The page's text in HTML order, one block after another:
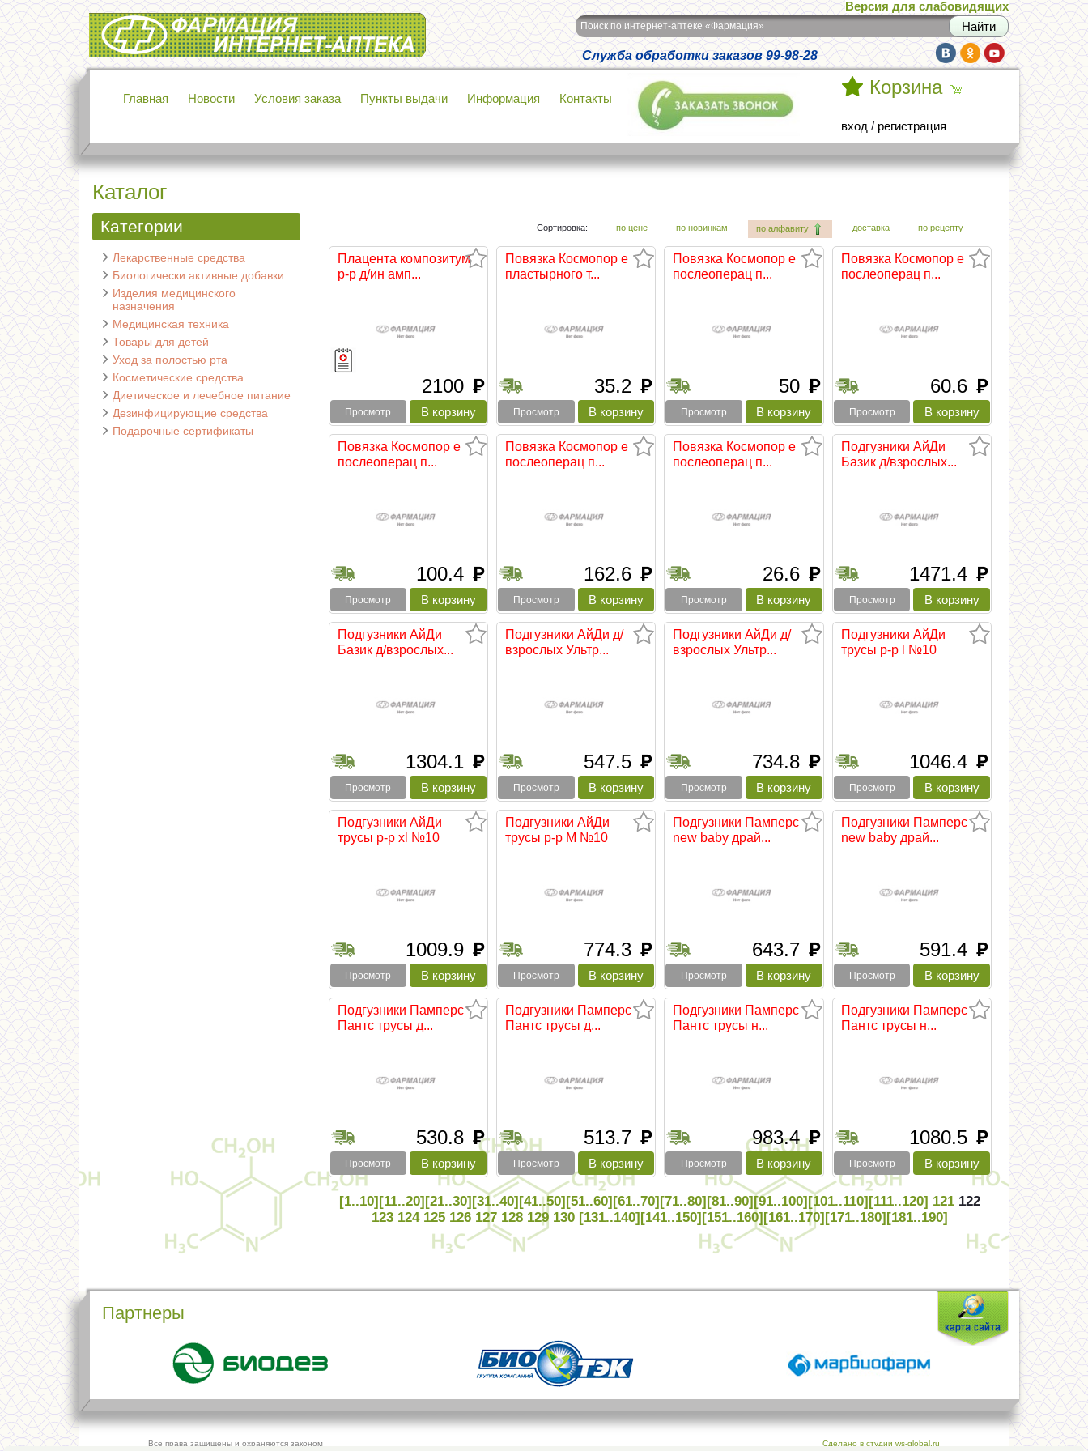
Интернет-аптека Фармация
Версия для слабовидящих
Поиск по интернет-аптеке «Фармация»
Служба обработки заказов 99-98-28
Главная Новости Условия заказа Пункты выдачи Информация Контакты
Корзина
вход / регистрация
Каталог
Категории
Лекарственные средства
Биологически активные добавки
Изделия медицинского
назначения
Медицинская техника
Товары для детей
Уход за полостью рта
Косметические средства
Диетическое и лечебное питание
Дезинфицирующие средства
Подарочные сертификаты
Сортировка: по цене по новинкам по алфавиту доставка по рецепту
Плацента композитум
р-р д/ин амп...
2100 руб
Просмотр
Повязка Космопор e
пластырного т...
35.2 руб
Просмотр
Повязка Космопор e
послеоперац п...
50 руб
Просмотр
Повязка Космопор e
послеоперац п...
60.6 руб
Просмотр
Повязка Космопор e
послеоперац п...
100.4 руб
Просмотр
Повязка Космопор e
послеоперац п...
162.6 руб
Просмотр
Повязка Космопор e
послеоперац п...
26.6 руб
Просмотр
Подгузники АйДи
Базик д/взрослых...
1471.4 руб
Просмотр
Подгузники АйДи
Базик д/взрослых...
1304.1 руб
Просмотр
Подгузники АйДи д/
взрослых Ультр...
547.5 руб
Просмотр
Подгузники АйДи д/
взрослых Ультр...
734.8 руб
Просмотр
Подгузники АйДи
трусы р-р l №10
1046.4 руб
Просмотр
Подгузники АйДи
трусы р-р xl №10
1009.9 руб
Просмотр
Подгузники АйДи
трусы р-р М №10
774.3 руб
Просмотр
Подгузники Памперс
new baby драй...
643.7 руб
Просмотр
Подгузники Памперс
new baby драй...
591.4 руб
Просмотр
Подгузники Памперс
Пантс трусы д...
530.8 руб
Просмотр
Подгузники Памперс
Пантс трусы д...
513.7 руб
Просмотр
Подгузники Памперс
Пантс трусы н...
983.4 руб
Просмотр
Подгузники Памперс
Пантс трусы н...
1080.5 руб
Просмотр
[1..10][11..20][21..30][31..40][41..50][51..60][61..70][71..80][81..90][91..100][101..110][111..120] 121 122
123 124 125 126 127 128 129 130 [131..140][141..150][151..160][161..170][171..180][181..190]
Партнеры
Все права защищены и охраняются законом Сделано в студии ws-global.ru